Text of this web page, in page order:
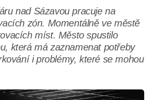
nad Sázavou pracuje na
zón. Momentálně ve městě
míst. Město spustilo
která má zaznamenat potřeby
i problémy, které se mohou